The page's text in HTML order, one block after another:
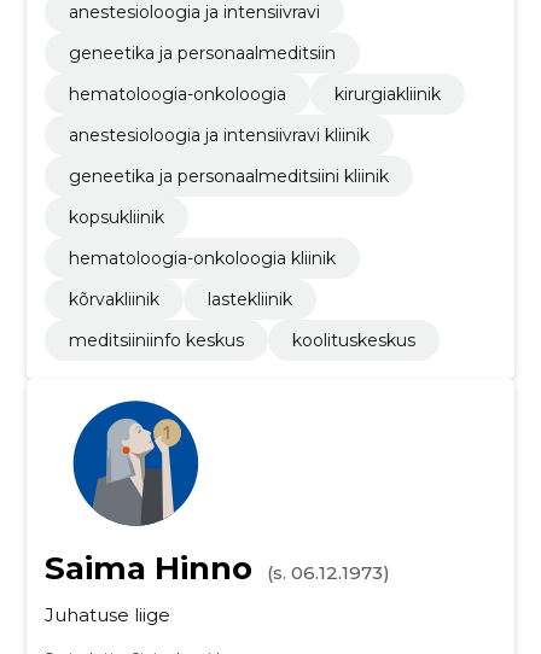
anestesioloogia ja intensiivravi
geneetika ja personaalmeditsiin
hematoloogia-onkoloogia
kirurgiakliinik
anestesioloogia ja intensiivravi kliinik
geneetika ja personaalmeditsiini kliinik
kopsukliinik
hematoloogia-onkoloogia kliinik
kõrvakliinik
lastekliinik
meditsiiniinfo keskus
koolituskeskus
Saima Hinno
(s. 06.12.1973)
Juhatuse liige